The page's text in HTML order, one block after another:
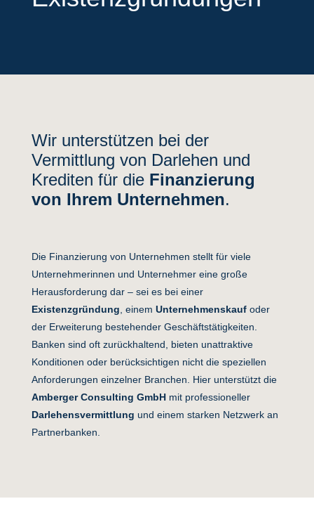
Wir unterstützen bei der
Vermittlung von Darlehen und
Krediten für dieFinanzierung
von Ihrem Unternehmen.
Die Finanzierung von Unternehmen stellt für viele
Unternehmerinnen und Unternehmer eine große
Herausforderung dar – sei es bei einer
Existenzgründung , einem Unternehmenskaufoder
der Erweiterung bestehender Geschäftstätigkeiten.
Banken sind oft zurückhaltend, bieten unattraktive
Konditionen oder berücksichtigen nicht die speziellen
Anforderungen einzelner Branchen. Hier unterstützt die
Amberger Consulting GmbHmit professioneller
Darlehensvermittlung und einem starken Netzwerk an
Partnerbanken.